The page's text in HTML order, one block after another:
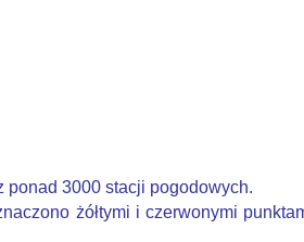
ponad 3000 stacji pogodowych.
żółtymi i czerwonymi